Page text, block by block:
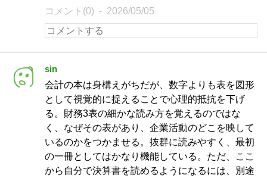
コメント(0) 2026/05/05
sin
会計の本は身構えがちだが、数字よりも表を図形
として視覚的に捉えることで心理的抵抗を下げ
る。財務3表の細かな読み方を覚えるのではな
く、なぜその表があり、企業活動のどこを映して
いるのかをつかませる。抜群に読みやすく、最初
の一冊としてはかなり機能している。ただ、ここ
から自分で決算書を読めるようになるには、別途